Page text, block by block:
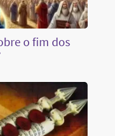
o fim dos